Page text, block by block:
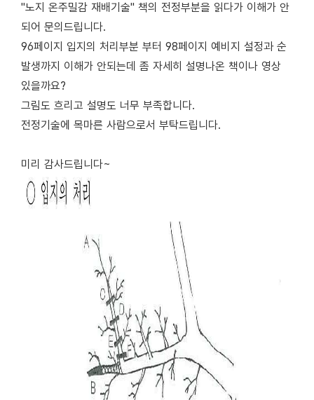
"노지 온주밀감 재배기술" 책의 전정부분을 읽다가 이해가 안
되어 문의드립니다.
96페이지 입지의 처리부분 부터 98페이지 예비지 설정과 순
발생까지 이해가 안되는데 좀 자세히 설명나온 책이나 영상
있을까요?
그림도 흐리고 설명도 너무 부족합니다.
전정기술에 목마른 사람으로서 부탁드립니다.
미리 감사드립니다~